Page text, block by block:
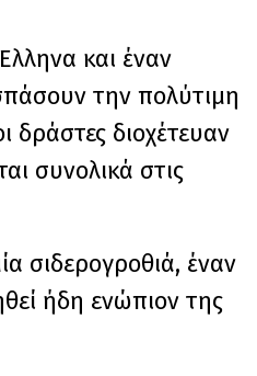
και έναν
την πολύτιμη
δράστες διοχέτευαν
συνολικά στις
σιδερογροθιά, έναν
ήδη ενώπιον της